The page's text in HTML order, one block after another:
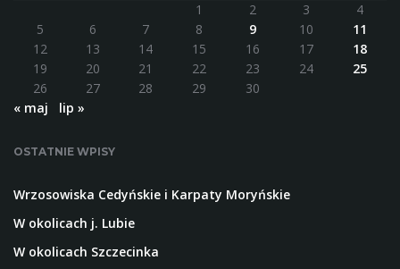
1
2 3
4
5
6 7 8 9 10
11
12
13 14 15 16 17
18
19
20 21 22 23 24
25
26
27 28 29
30
« maj
lip »
OSTATNIE WPISY
Wrzosowiska Cedyńskie i Karpaty Moryńskie
W okolicach j. Lubie
W okolicach Szczecinka